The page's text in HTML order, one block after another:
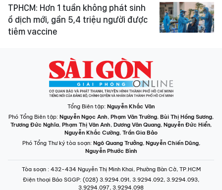
TPHCM: Hơn 1 tuần không phát sinh
ổ dịch mới, gần 5,4 triệu người được
tiêm vaccine
Tổng Biên tập: Nguyễn Khắc Văn
Phó Tổng Biên tập: Nguyễn Ngọc Anh, Phạm Văn Trường, Bùi Thị Hồng Sương,
Trương Đức Nghĩa, Phạm Thị Vân Anh, Dương Văn Quang, Nguyễn Đức Hiển,
Nguyễn Khắc Cường, Trần Gia Bảo
Phó Tổng Thư ký tòa soạn: Ngô Quang Trưởng, Nguyễn Chiến Dũng,
Nguyễn Phước Bình
Tòa soạn : 432-434 Nguyễn Thị Minh Khai, Phường Bàn Cờ, TP.HCM
Điện thoại Báo SGGP: (028) 3.9294.091, 3.9294.092, 3.9294.093,
3.9294.097, 3.9294.098